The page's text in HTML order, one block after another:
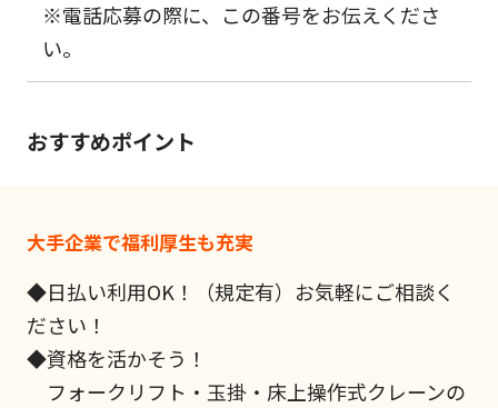
※電話応募の際に、この番号をお伝えくださ
い。
おすすめポイント
大手企業で福利厚生も充実
◆日払い利用OK！（規定有）お気軽にご相談く
ださい！
◆資格を活かそう！
フォークリフト・玉掛・床上操作式クレーンの